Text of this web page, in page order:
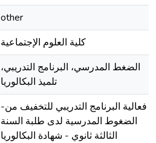
other
كلية العلوم الإجتماعية
الضغط المدرسي، البرنامج التدريبي،
تلميذ البكالوريا
-فعالية البرنامج التدريبي للتخفيف من
الضغوط المدرسية لدى طلبة السنة
الثالثة ثانوي - شهادة البكالوريا